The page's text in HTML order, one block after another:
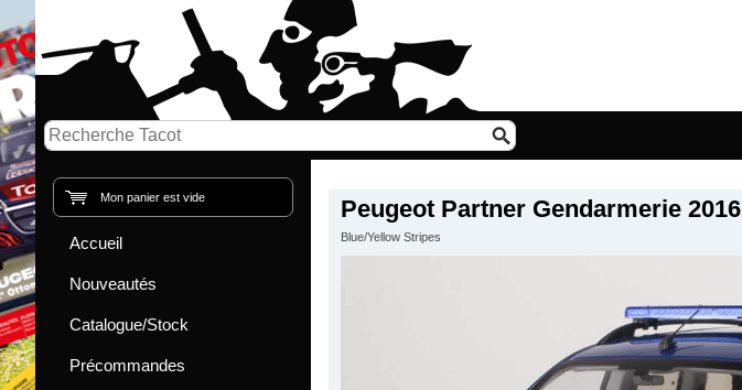
Peugeot Partner Gendarmerie 2016
Blue/Yellow Stripes
Mon panier est vide
Accueil
Nouveautés
Catalogue/Stock
Précommandes